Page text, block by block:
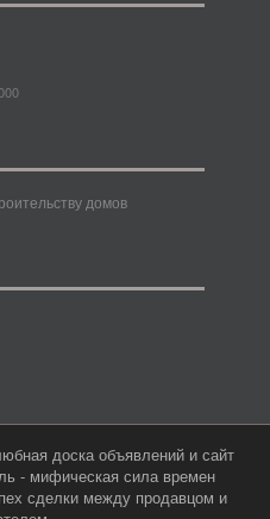
домов
доска объявлений и сайт
- мифическая сила времен
сделки между продавцом и